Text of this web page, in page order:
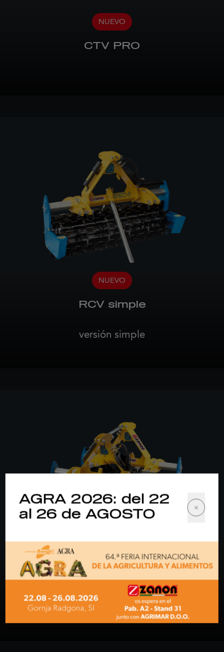
NUEVO
CTV PRO
NUEVO
RCV simple
versión simple
NUEVO
RCV doble
versión doble
AGRA 2026: del 22
al 26 de AGOSTO